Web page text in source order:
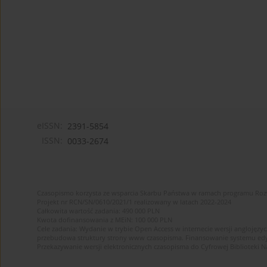
2391-5854
0033-2674